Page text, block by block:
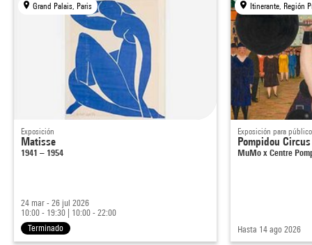
Grand Palais, Paris
Exposición
Matisse
1941 – 1954
24 mar - 26 jul 2026
10:00 - 19:30
10:00 - 22:00
Terminado
Exposición para
Pompidou Circus
MuMo x Centre
Hasta 14 ago 2026